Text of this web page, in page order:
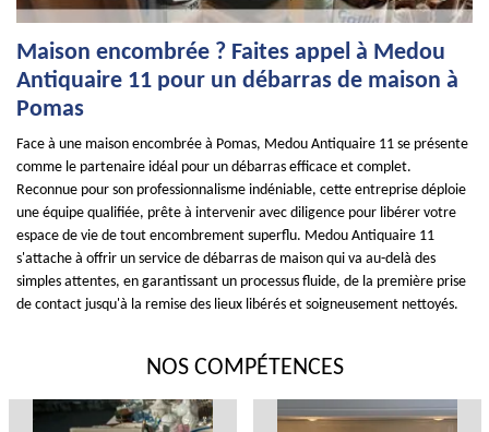
Maison encombrée ? Faites appel à Medou
Antiquaire 11 pour un débarras de maison à
Pomas
Face à une maison encombrée à Pomas, Medou Antiquaire 11 se présente
comme le partenaire idéal pour un débarras efficace et complet.
Reconnue pour son professionnalisme indéniable, cette entreprise déploie
une équipe qualifiée, prête à intervenir avec diligence pour libérer votre
espace de vie de tout encombrement superflu. Medou Antiquaire 11
s'attache à offrir un service de débarras de maison qui va au-delà des
simples attentes, en garantissant un processus fluide, de la première prise
de contact jusqu'à la remise des lieux libérés et soigneusement nettoyés.
NOS COMPÉTENCES